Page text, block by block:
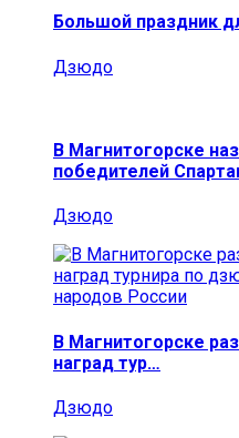
Большой праздник
Дзюдо
В Магнитогорске
победителей
Дзюдо
В Магнитогорске
наград тур…
Дзюдо